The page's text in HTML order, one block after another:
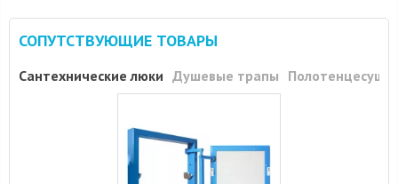
СОПУТСТВУЮЩИЕ ТОВАРЫ
Сантехнические люки Душевые трапы